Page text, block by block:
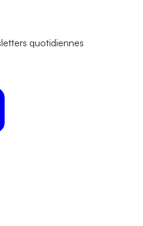
quotidiennes